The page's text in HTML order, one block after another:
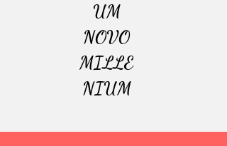
UM
NOVO
MILLE
NIUM